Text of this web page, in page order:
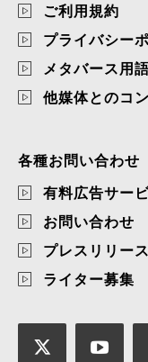
ご利用規約
プライバシー
メタバース用
他媒体とのコ
各種お問い合わせ
有料広告サー
お問い合わせ
プレスリリー
ライター募集